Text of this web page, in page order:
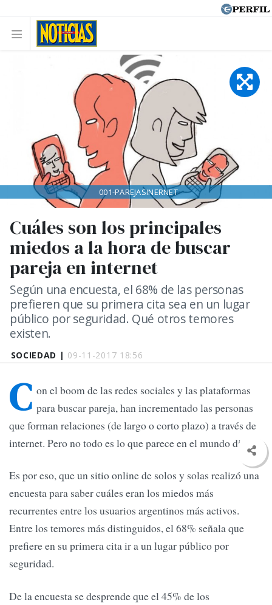
SOCIEDAD | 09-11-2017 18:56
Cuáles son los principales
miedos a la hora de buscar
pareja en internet
Según una encuesta, el 68% de las personas
prefieren que su primera cita sea en un lugar
público por seguridad. Qué otros temores
existen.
001-PAREJASINERNET
C on el boom de las redes sociales y las plataformas
para buscar pareja, han incrementado las personas
que forman relaciones (de largo o corto plazo) a través de
internet. Pero no todo es lo que parece en el mundo digital.
Es por eso, que un sitio online de solos y solas realizó una
encuesta para saber cuáles eran los miedos más
recurrentes entre los usuarios argentinos más activos.
Entre los temores más distinguidos, el 68% señala que
prefiere en su primera cita ir a un lugar público por
seguridad.
De la encuesta se desprende que el 45% de los